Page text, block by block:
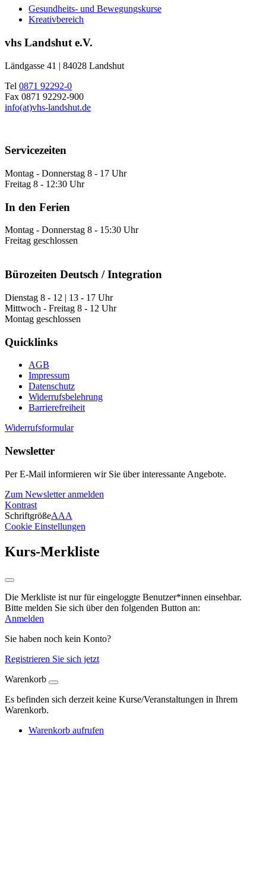
Gesundheits- und Bewegungskurse
Kreativbereich
vhs Landshut e.V.
Ländgasse 41 | 84028 Landshut
Tel 0871 92292-0
Fax 0871 92292-900
info(at)vhs-landshut.de
Servicezeiten
Montag - Donnerstag 8 - 17 Uhr
Freitag 8 - 12:30 Uhr
In den Ferien
Montag - Donnerstag 8 - 15:30 Uhr
Freitag geschlossen
Bürozeiten Deutsch / Integration
Dienstag 8 - 12 | 13 - 17 Uhr
Mittwoch - Freitag 8 - 12 Uhr
Montag geschlossen
Quicklinks
AGB
Impressum
Datenschutz
Widerrufsbelehrung
Barrierefreiheit
Widerrufsformular
Newsletter
Per E-Mail informieren wir Sie über interessante Angebote.
Zum Newsletter anmelden
Kontrast
SchriftgrößeAAA
Cookie Einstellungen
Kurs-Merkliste
Die Merkliste ist nur für eingeloggte Benutzer*innen einsehbar.
Bitte melden Sie sich über den folgenden Button an:
Anmelden
Sie haben noch kein Konto?
Registrieren Sie sich jetzt
Warenkorb
Es befinden sich derzeit keine Kurse/Veranstaltungen in Ihrem
Warenkorb.
Warenkorb aufrufen